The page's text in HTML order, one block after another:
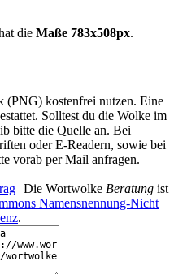
die Maße 783x508px.
(PNG) kostenfrei nutzen. Eine
Solltest du die Wolke im
bitte die Quelle an. Bei
oder E-Readern, sowie bei
vorab per Mail anfragen.
Die Wortwolke Beratung ist
Namensnennung-Nicht
.